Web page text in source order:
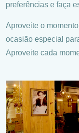
preferências e faça
Aproveite o
ocasião especial
Aproveite cada